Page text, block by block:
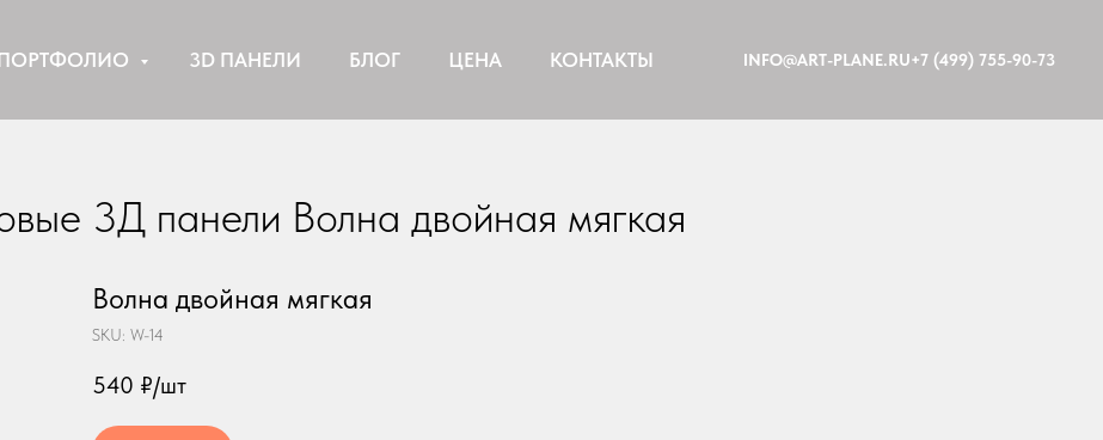
3D ПАНЕЛИ БЛОГ ЦЕНА КОНТАКТЫ INFO@ART-PLANE.RU+7 (499) 755-90-73
3Д панели Волна двойная мягкая
Волна двойная мягкая
SKU: W-14
540 ₽/шт